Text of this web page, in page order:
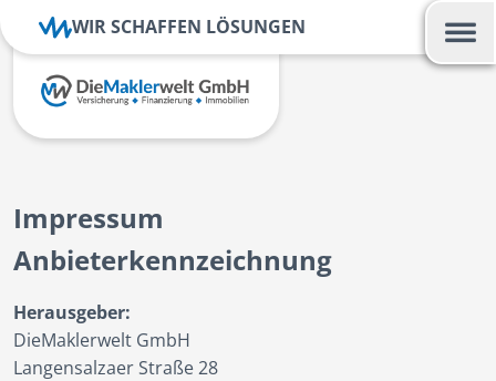
WIR SCHAFFEN LÖSUNGEN
Impressum
Anbieterkennzeichnung
Herausgeber:
DieMaklerwelt GmbH
Langensalzaer Straße 28